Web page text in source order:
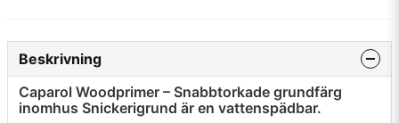
Beskrivning
Caparol Woodprimer – Snabbtorkade grundfärg
inomhus Snickerigrund är en vattenspädbar.